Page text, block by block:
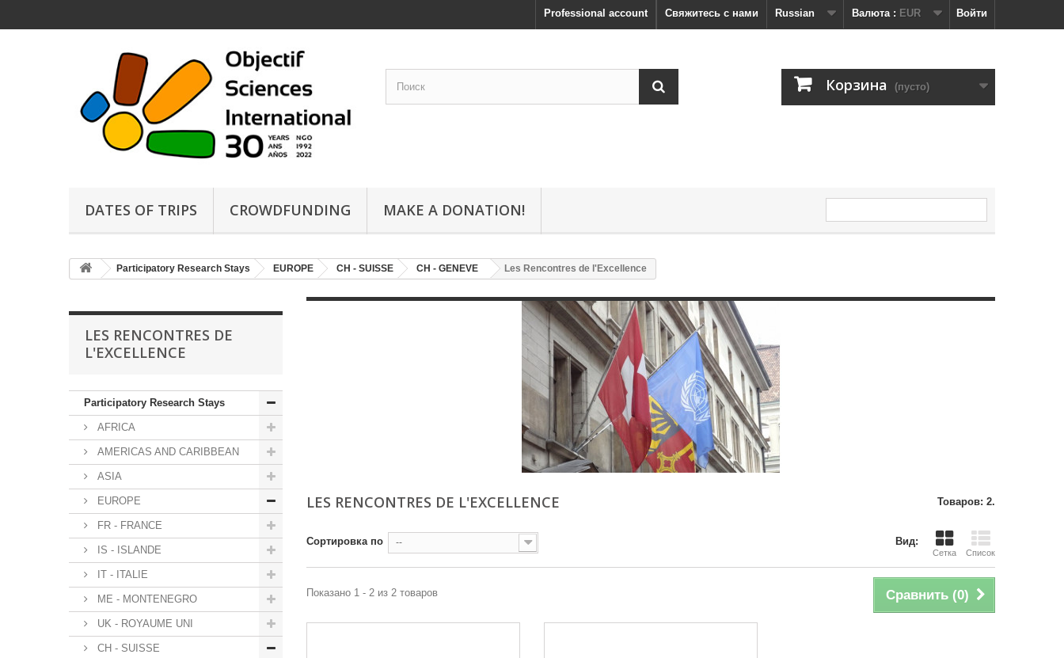
Войти
Валюта : EUR
Russian
Свяжитесь с нами
Professional account
Корзина (пусто)
DATES OF TRIPS CROWDFUNDING MAKE A DONATION!
Participatory Research Stays EUROPE CH - SUISSE CH - GENEVE Les Rencontres de l'Excellence
LES RENCONTRES DE
L'EXCELLENCE
Participatory Research Stays
AFRICA
AMERICAS AND CARIBBEAN
ASIA
EUROPE
FR - FRANCE
IS - ISLANDE
IT - ITALIE
ME - MONTENEGRO
UK - ROYAUME UNI
CH - SUISSE
LES RENCONTRES DE L'EXCELLENCE Товаров: 2.
Вид:
Сетка Список
Сортировка по --
Сравнить (0)
Показано 1 - 2 из 2 товаров